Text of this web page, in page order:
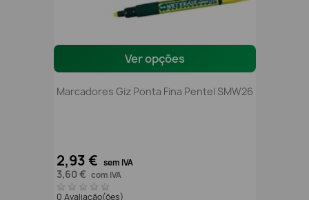
Ver opções
Marcadores Giz Ponta Fina Pentel SMW26
2,93 € sem IVA
3,60 € com IVA
0 Avaliação(ões)